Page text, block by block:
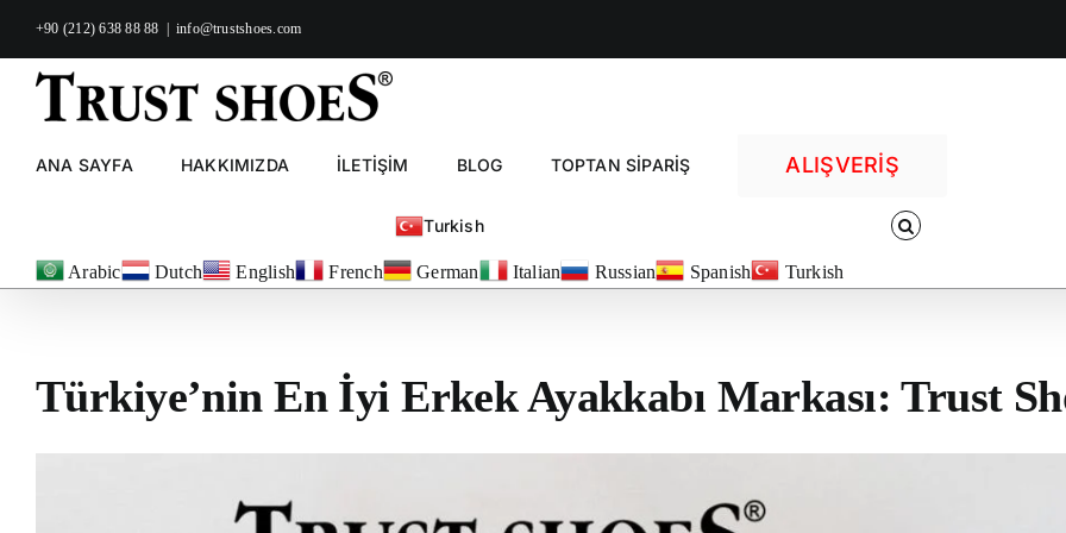
content
+90 (212) 638 88 88 info@trustshoes.com
ANA SAYFA HAKKIMIZDA İLETİŞİM BLOG TOPTAN SİPARİŞ ALIŞVERİŞ
Turkish
Arabic Dutch English French German Italian Russian Spanish Turkish
Türkiye’nin En İyi Erkek Ayakkabı Markası: Trust